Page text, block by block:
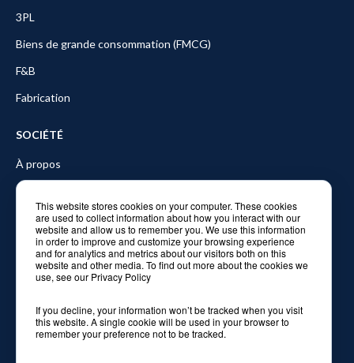
This website stores cookies on your computer. These cookies
are used to collect information about how you interact with our
website and allow us to remember you. We use this information
in order to improve and customize your browsing experience
and for analytics and metrics about our visitors both on this
website and other media. To find out more about the cookies we
use, see our Privacy Policy
If you decline, your information won’t be tracked when you visit
this website. A single cookie will be used in your browser to
remember your preference not to be tracked.
3PL
Biens de grande consommation (FMCG)
F&B
Fabrication
SOCIÉTÉ
À propos
Partners
Blog
Formation
Contactez-nous